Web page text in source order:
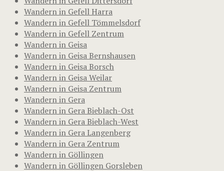
Wandern in Gefell Harra
Wandern in Gefell Tömmelsdorf
Wandern in Gefell Zentrum
Wandern in Geisa
Wandern in Geisa Bernshausen
Wandern in Geisa Borsch
Wandern in Geisa Weilar
Wandern in Geisa Zentrum
Wandern in Gera
Wandern in Gera Bieblach-Ost
Wandern in Gera Bieblach-West
Wandern in Gera Langenberg
Wandern in Gera Zentrum
Wandern in Göllingen
Wandern in Göllingen Gorsleben